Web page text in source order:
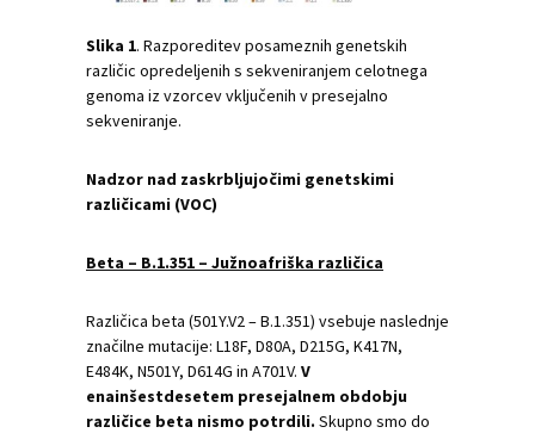
Slika 1. Razporeditev posameznih genetskih
različic opredeljenih s sekveniranjem celotnega
genoma iz vzorcev vključenih v presejalno
sekveniranje.
Nadzor nad zaskrbljujočimi genetskimi
različicami (VOC)
Beta – B.1.351 – Južnoafriška različica
Različica beta (501Y.V2 – B.1.351) vsebuje naslednje
značilne mutacije: L18F, D80A, D215G, K417N,
E484K, N501Y, D614G in A701V. V
enainšestdesetem presejalnem obdobju
različice beta nismo potrdili. Skupno smo do